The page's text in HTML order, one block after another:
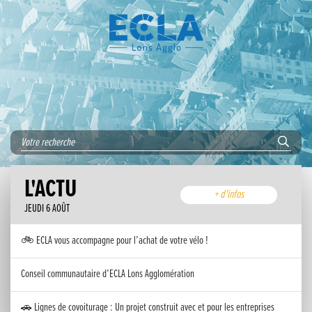
L'ACTU
JEUDI 6 AOÛT
+ d'infos
🚲 ECLA vous accompagne pour l’achat de votre vélo !
Conseil communautaire d’ECLA Lons Agglomération
🚗 Lignes de covoiturage : Un projet construit avec et pour les entreprises